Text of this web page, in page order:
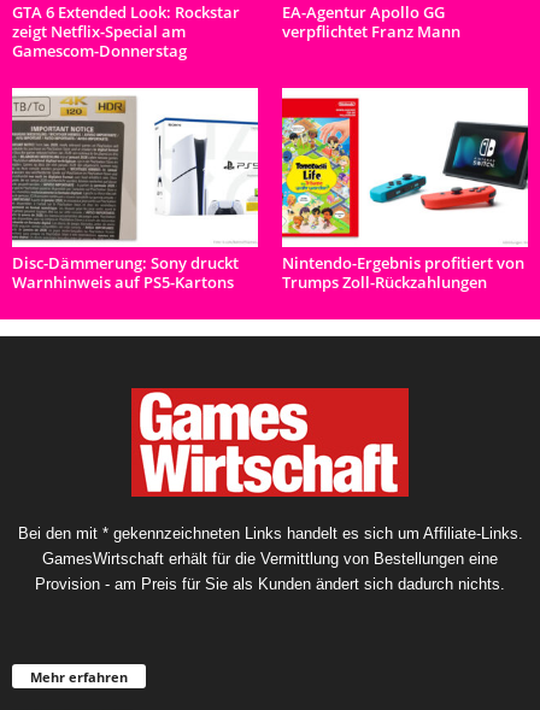
GTA 6 Extended Look: Rockstar
zeigt Netflix-Special am
Gamescom-Donnerstag
EA-Agentur Apollo GG
verpflichtet Franz Mann
Disc-Dämmerung: Sony druckt
Warnhinweis auf PS5-Kartons
Nintendo-Ergebnis profitiert von
Trumps Zoll-Rückzahlungen
Bei den mit * gekennzeichneten Links handelt es sich um Affiliate-Links.
GamesWirtschaft erhält für die Vermittlung von Bestellungen eine
Provision - am Preis für Sie als Kunden ändert sich dadurch nichts.
Mehr erfahren